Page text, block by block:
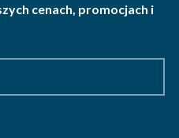
cenach, promocjach i